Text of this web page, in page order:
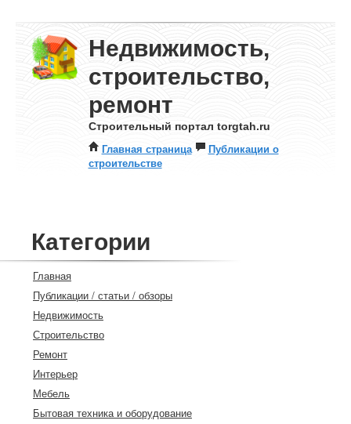
Недвижимость,
строительство,
ремонт
Строительный портал torgtah.ru
Главная страница
Публикации о
строительстве
Категории
Главная
Публикации / статьи / обзоры
Недвижимость
Строительство
Ремонт
Интерьер
Мебель
Бытовая техника и оборудование